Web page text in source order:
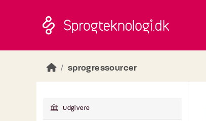
sprogressourcer
Udgivere